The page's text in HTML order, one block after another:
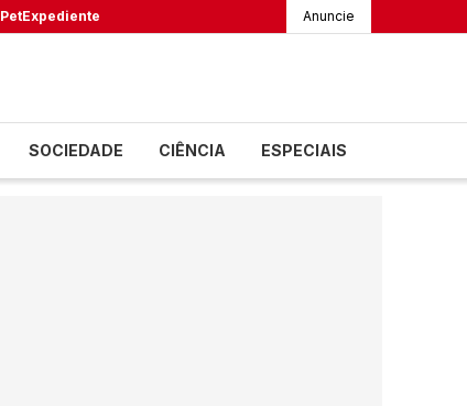
PetExpediente Anuncie
SOCIEDADE CIÊNCIA ESPECIAIS